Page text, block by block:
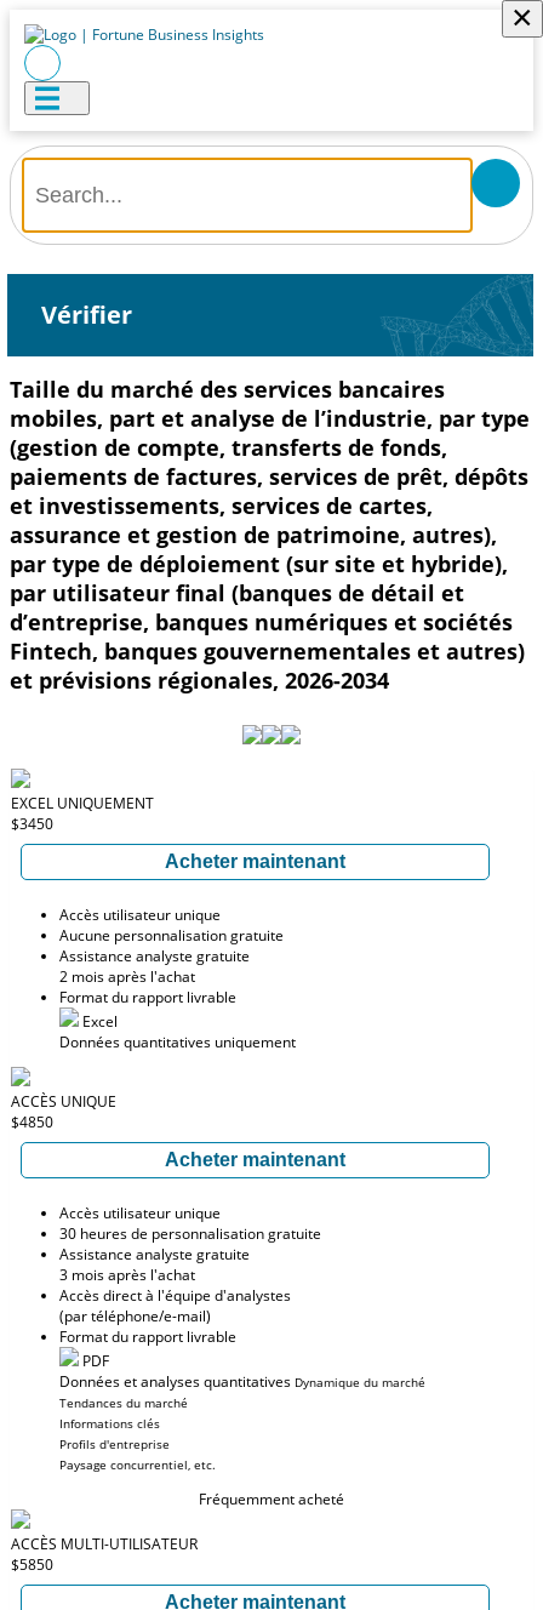
×
Vérifier
Taille du marché des services bancaires
mobiles, part et analyse de l’industrie, par type
(gestion de compte, transferts de fonds,
paiements de factures, services de prêt, dépôts
et investissements, services de cartes,
assurance et gestion de patrimoine, autres),
par type de déploiement (sur site et hybride),
par utilisateur final (banques de détail et
d’entreprise, banques numériques et sociétés
Fintech, banques gouvernementales et autres)
et prévisions régionales, 2026-2034
EXCEL UNIQUEMENT
$3450
Acheter maintenant
Accès utilisateur unique
Aucune personnalisation gratuite
Assistance analyste gratuite
2 mois après l'achat
Format du rapport livrable
Excel
Données quantitatives uniquement
ACCÈS UNIQUE
$4850
Acheter maintenant
Accès utilisateur unique
30 heures de personnalisation gratuite
Assistance analyste gratuite
3 mois après l'achat
Accès direct à l'équipe d'analystes
(par téléphone/e-mail)
Format du rapport livrable
PDF
Données et analyses quantitatives Dynamique du marché
Tendances du marché
Informations clés
Profils d'entreprise
Paysage concurrentiel, etc.
Fréquemment acheté
ACCÈS MULTI-UTILISATEUR
$5850
Acheter maintenant